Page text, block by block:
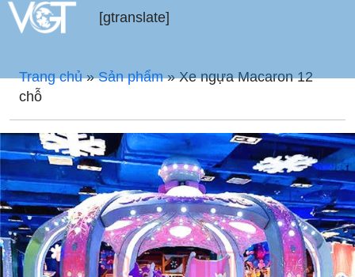
[gtranslate]
Trang chủ»Sản phẩm»Xe ngựa Macaron 12
chỗ